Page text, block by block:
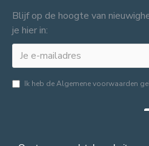
Blijf op de hoogte van
je hier in:
Ik heb deAlgemene voorwaarden